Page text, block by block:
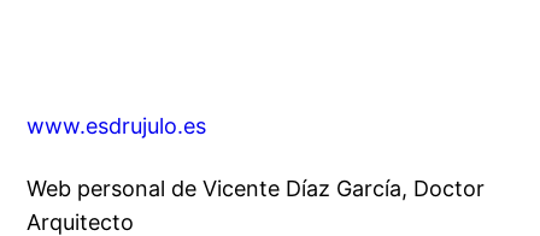
www.esdrujulo.es
Web personal de Vicente Díaz García, Doctor
Arquitecto